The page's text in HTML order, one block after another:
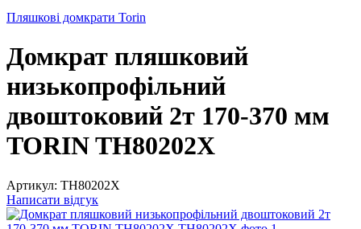
Пляшкові домкрати Torin
Домкрат пляшковий
низькопрофільний
двоштоковий 2т 170-370 мм
TORIN TH80202X
Артикул: TH80202X
Написати відгук